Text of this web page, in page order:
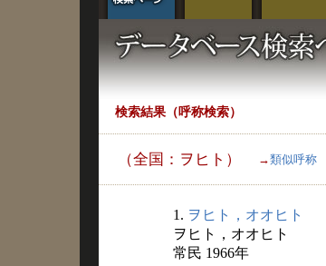
検索結果（呼称検索）
（全国：ヲヒト） →類似呼称
1. ヲヒト，オオヒト
ヲヒト，オオヒト
常民 1966年